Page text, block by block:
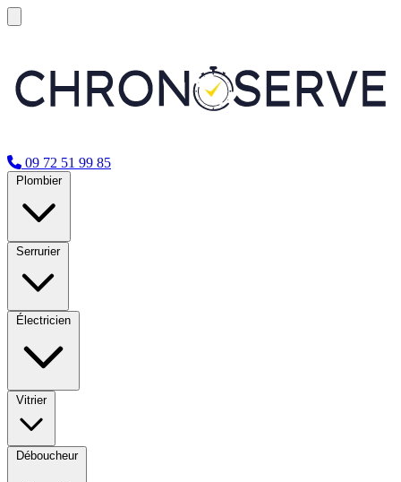
09 72 51 99 85
Plombier
Serrurier
Électricien
Vitrier
Déboucheur